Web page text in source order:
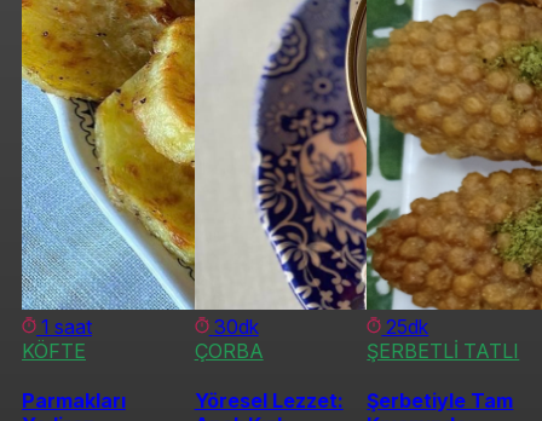
1 saat
KÖFTE
Parmakları
30dk
ÇORBA
Yöresel Lezzet:
25dk
ŞERBETLİ TATLI
Şerbetiyle Tam